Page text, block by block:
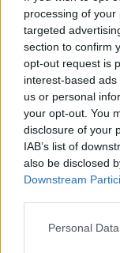
processing of
targeted
section to confirm
opt-out request is
interest-based
us or personal
your opt-out. You
disclosure of your
IAB’s list of
also be disclosed
Downstream
Please note that
Personal
népszerűsíti a
2017-es
szigeteken